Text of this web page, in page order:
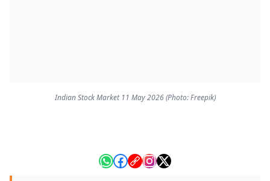
Indian Stock Market 11 May 2026 (Photo: Freepik)